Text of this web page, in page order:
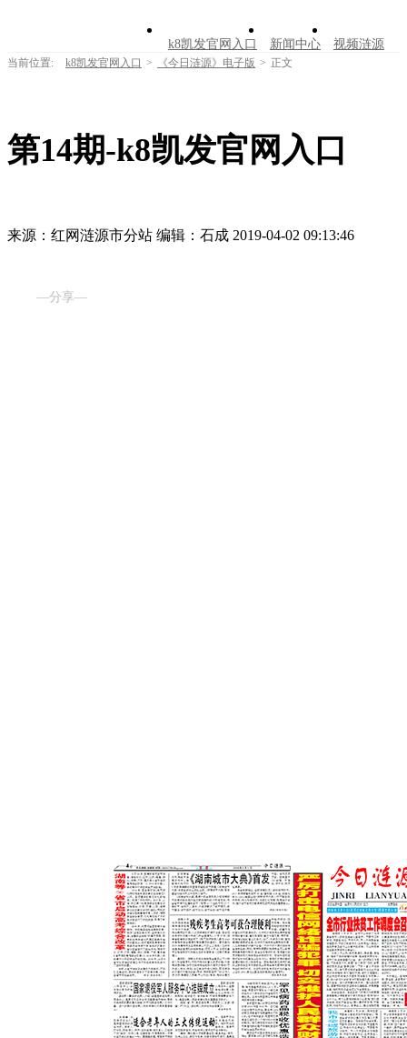
k8凯发官网入口 新闻中心 视频涟源
走进涟源
当前位置: k8凯发官网入口 > 《今日涟源》电子版 > 正文
第14期-k8凯发官网入口
来源：红网涟源市分站 编辑：石成 2019-04-02 09:13:46
—分享—